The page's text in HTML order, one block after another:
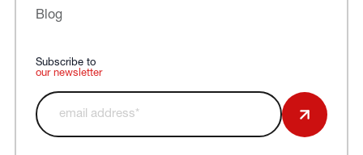
Blog
Subscribe to
our newsletter